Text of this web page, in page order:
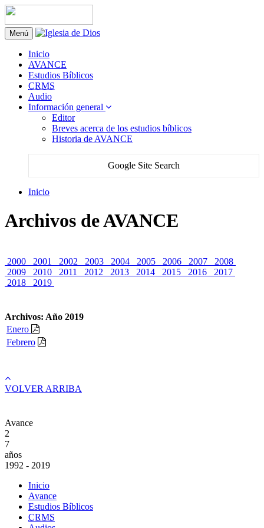
Menú
Inicio
AVANCE
Estudios Bíblicos
CRMS
Audio
Información general
Editor
Breves acerca de los estudios bíblicos
Historia de AVANCE
Google Site Search
Inicio
Archivos de AVANCE
2000 2001 2002 2003 2004 2005 2006 2007
2008
2009
2010 2011 2012 2013 2014 2015 2016
2017
2018
2019
Archivos: Año 2019
Enero
Febrero
VOLVER ARRIBA
Avance
2
7
años
1992 - 2019
Inicio
Avance
Estudios Bíblicos
CRMS